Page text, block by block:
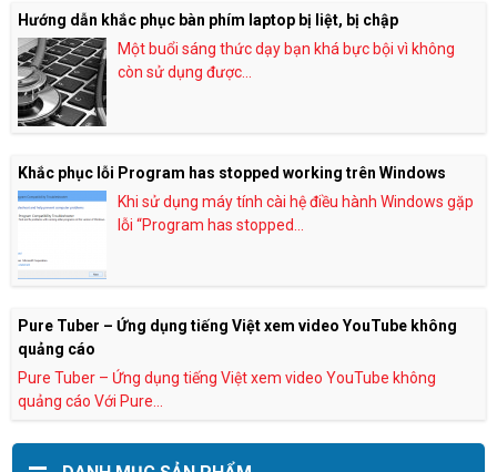
Hướng dẫn khắc phục bàn phím laptop bị liệt, bị chập
Một buổi sáng thức dạy bạn khá bực bội vì không
còn sử dụng được...
Khắc phục lỗi Program has stopped working trên Windows
Khi sử dụng máy tính cài hệ điều hành Windows gặp
lỗi “Program has stopped...
Pure Tuber – Ứng dụng tiếng Việt xem video YouTube không
quảng cáo
Pure Tuber – Ứng dụng tiếng Việt xem video YouTube không
quảng cáo Với Pure...